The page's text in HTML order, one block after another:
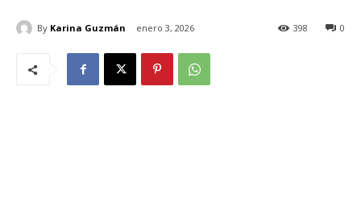
By Karina Guzmán enero 3, 2026 0
398